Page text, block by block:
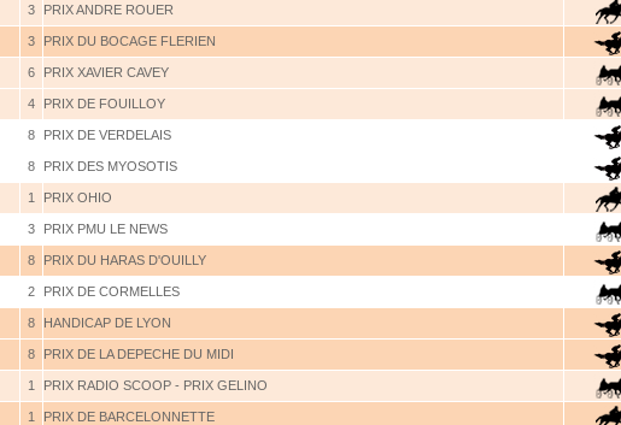
3 PRIX ANDRE ROUER
3 PRIX DU BOCAGE FLERIEN
6 PRIX XAVIER CAVEY
4 PRIX DE FOUILLOY
8 PRIX DE VERDELAIS
8 PRIX DES MYOSOTIS
1 PRIX OHIO
3 PRIX PMU LE NEWS
8 PRIX DU HARAS D'OUILLY
2 PRIX DE CORMELLES
8 HANDICAP DE LYON
8 PRIX DE LA DEPECHE DU MIDI
1 PRIX RADIO SCOOP - PRIX GELINO
1 PRIX DE BARCELONNETTE